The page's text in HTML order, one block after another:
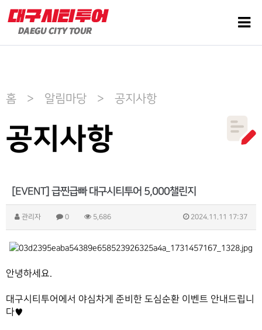
홈 > 알림마당 > 공지사항
공지사항
[EVENT] 급찐급빠 대구시티투어 5,000챌린지
관리자 0 5,686 2024.11.11 17:37
안녕하세요.
대구시티투어에서 야심차게 준비한 도심순환 이벤트 안내드립니
다♥